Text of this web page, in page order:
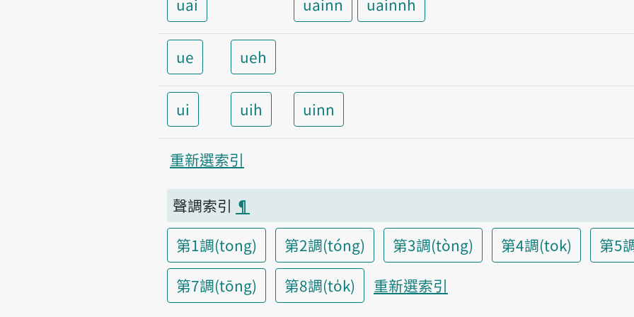
ue ueh
ui uih uinn
重新選索引
聲調索引 ¶
第1調(tong)
第2調(tóng) 第3調(tòng) 第4調(tok)
第5
第7調(tōng)
第8調(to̍k) 重新選索引